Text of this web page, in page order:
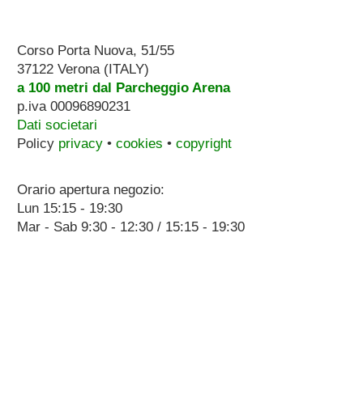
Corso Porta Nuova, 51/55
37122 Verona (ITALY)
a 100 metri dal Parcheggio Arena
p.iva 00096890231
Dati societari
Policy privacy• cookies • copyright
Orario apertura negozio:
Lun 15:15 - 19:30
Mar - Sab 9:30 - 12:30 / 15:15 - 19:30